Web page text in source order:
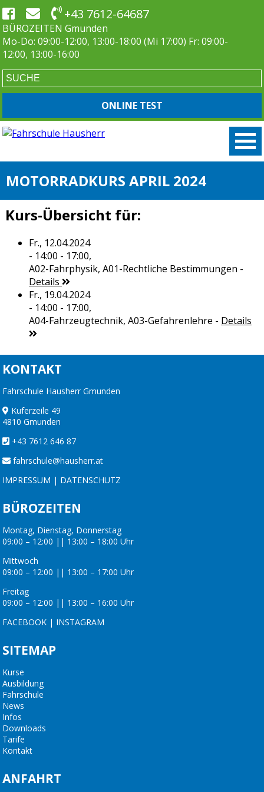
+43 7612-64687
BÜROZEITEN Gmunden
Mo-Do: 09:00-12:00, 13:00-18:00 (Mi 17:00) Fr: 09:00-
12:00, 13:00-16:00
ONLINE TEST
MOTORRADKURS APRIL 2024
Kurs-Übersicht für:
Fr., 12.04.2024
- 14:00 - 17:00,
A02-Fahrphysik, A01-Rechtliche Bestimmungen -
Details
Fr., 19.04.2024
- 14:00 - 17:00,
A04-Fahrzeugtechnik, A03-Gefahrenlehre - Details
KONTAKT
Fahrschule Hausherr Gmunden
Kuferzeile 49
4810 Gmunden
+43 7612 646 87
fahrschule@hausherr.at
IMPRESSUM | DATENSCHUTZ
BÜROZEITEN
Montag, Dienstag, Donnerstag
09:00 – 12:00 || 13:00 – 18:00 Uhr
Mittwoch
09:00 – 12:00 || 13:00 – 17:00 Uhr
Freitag
09:00 – 12:00 || 13:00 – 16:00 Uhr
FACEBOOK | INSTAGRAM
SITEMAP
Kurse
Ausbildung
Fahrschule
News
Infos
Downloads
Tarife
Kontakt
ANFAHRT